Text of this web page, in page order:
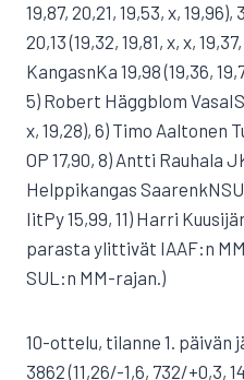
19,87, 20,21, 19,53, x,
20,13 (19,32, 19,81, x, x,
KangasnKa 19,98 (19,36,
5) Robert Häggblom VasaIS
x, 19,28), 6) Timo Aaltonen
OP 17,90, 8) Antti Rauhala
Helppikangas
IitPy 15,99, 11) Harri
parasta ylittivät IAAF:n
SUL:n MM-rajan.)
10-ottelu, tilanne 1. päivän
3862 (11,26/-1,6, 732/+0,3,